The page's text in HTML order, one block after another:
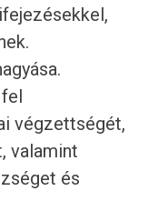
végzettségét,
valamint
és